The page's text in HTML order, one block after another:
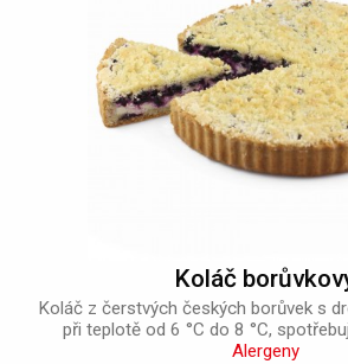
Koláč
Koláč z čerstvých českých borůvek s
při teplotě od 6 °C do 8 °C,
Alergeny